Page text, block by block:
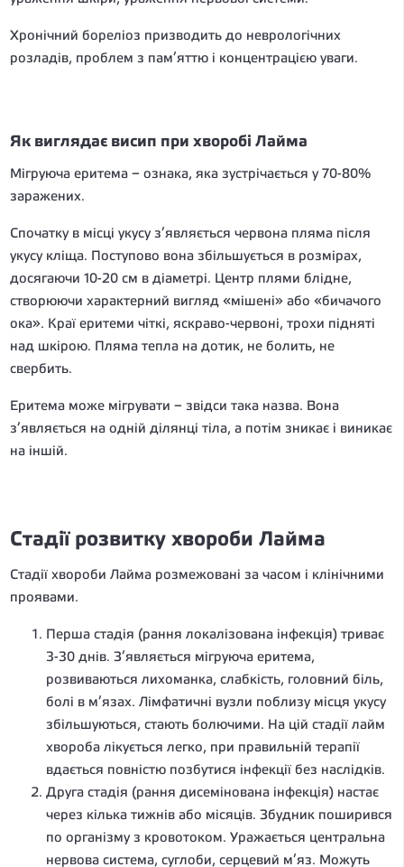
Хронічний бореліоз призводить до неврологічних
розладів, проблем з пам’яттю і концентрацією уваги.
Як виглядає висип при хворобі Лайма
Мігруюча еритема – ознака, яка зустрічається у 70-80%
заражених.
Спочатку в місці укусу з’являється червона пляма після
укусу кліща. Поступово вона збільшується в розмірах,
досягаючи 10-20 см в діаметрі. Центр плями блідне,
створюючи характерний вигляд «мішені» або «бичачого
ока». Краї еритеми чіткі, яскраво-червоні, трохи підняті
над шкірою. Пляма тепла на дотик, не болить, не
свербить.
Еритема може мігрувати – звідси така назва. Вона
з’являється на одній ділянці тіла, а потім зникає і виникає
на іншій.
Стадії розвитку хвороби Лайма
Стадії хвороби Лайма розмежовані за часом і клінічними
проявами.
Перша стадія (рання локалізована інфекція) триває
3-30 днів. З’являється мігруюча еритема,
розвиваються лихоманка, слабкість, головний біль,
болі в м’язах. Лімфатичні вузли поблизу місця укусу
збільшуються, стають болючими. На цій стадії лайм
хвороба лікується легко, при правильній терапії
вдається повністю позбутися інфекції без наслідків.
Друга стадія (рання дисемінована інфекція) настає
через кілька тижнів або місяців. Збудник поширився
по організму з кровотоком. Уражається центральна
нервова система, суглоби, серцевий м’яз. Можуть